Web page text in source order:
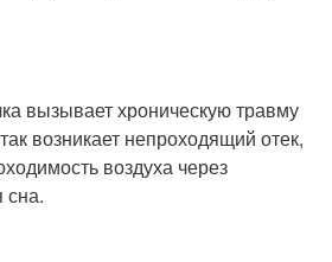
вызывает хроническую травму
возникает непроходящий отек,
воздуха через
сна.